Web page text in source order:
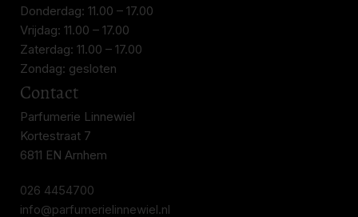
Donderdag: 11.00 – 17.00
Vrijdag: 11.00 – 17.00
Zaterdag: 11.00 – 17.00
Zondag: gesloten
Contact
Parfumerie Linnewiel
Kortestraat 7
6811 EN Arnhem
026 4454700
info@parfumerielinnewiel.nl